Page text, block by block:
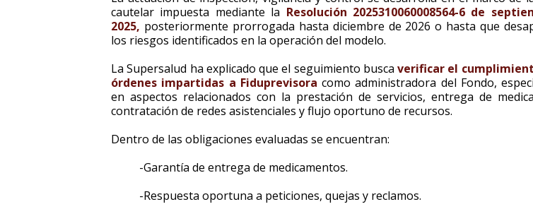
cautelar impuesta mediante la Resolución 2025310060008564-6 de
2025, posteriormente prorrogada hasta diciembre de 2026 o hasta que
los riesgos identificados en la operación del modelo.
La Supersalud ha explicado que el seguimiento busca verificar el
órdenes impartidas a Fiduprevisora como administradora del Fondo,
en aspectos relacionados con la prestación de servicios, entrega de
contratación de redes asistenciales y flujo oportuno de recursos.
Dentro de las obligaciones evaluadas se encuentran:
-Garantía de entrega de medicamentos.
-Respuesta oportuna a peticiones, quejas y reclamos.